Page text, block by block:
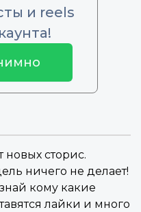
и reels
новых сторис.
ничего не делает!
кому какие
лайки и много